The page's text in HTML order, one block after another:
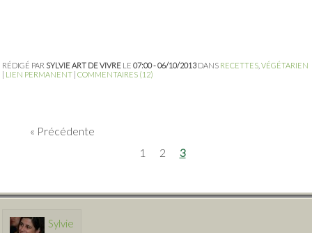
RÉDIGÉ PAR SYLVIE ART DE VIVRE LE 07:00 - 06/10/2013DANS RECETTES VÉGÉTARIEN
| LIEN PERMANENT | COMMENTAIRES (12)
Précédente
1
2 3
Sylvie